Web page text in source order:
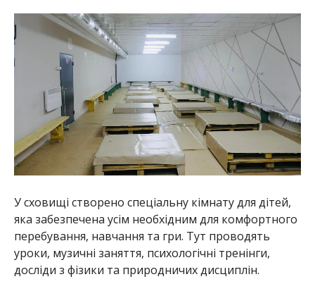
У сховищі створено спеціальну кімнату для дітей,
яка забезпечена усім необхідним для комфортного
перебування, навчання та гри. Тут проводять
уроки, музичні заняття, психологічні тренінги,
досліди з фізики та природничих дисциплін.